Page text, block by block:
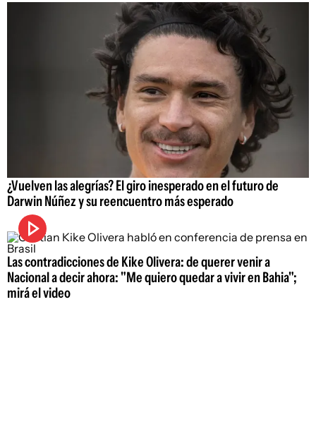
¿Vuelven las alegrías? El giro inesperado en el futuro de
Darwin Núñez y su reencuentro más esperado
Las contradicciones de Kike Olivera: de querer venir a
Nacional a decir ahora: "Me quiero quedar a vivir en Bahia";
mirá el video